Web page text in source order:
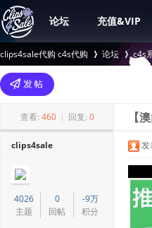
论坛 充值&VIP
clips4sale代购 c4s代购
>
论坛 c4s
查看: 460 | 回复: 0 【
clips4sale
4026
主题
0
回帖
-9万
积分
发